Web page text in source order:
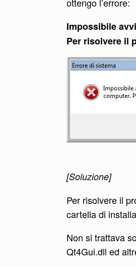
Impossibile
Per risolvere il
[Soluzione]
Per risolvere il
cartella di
Non si trattava
Qt4Gui.dll ed